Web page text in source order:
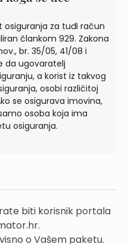
za tuđi račun
člankom 929. Zakona
br. 35/05, 41/08 i
da ugovaratelj
a korist iz takvog
osobi različitoj
se osigurava imovina,
osoba koja ima
osiguranja.
biti korisnik portala
o Vašem paketu.